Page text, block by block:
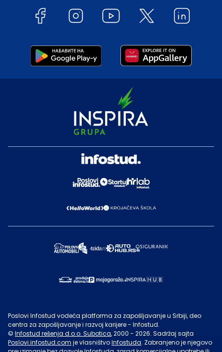
Poslovi Infostud vodeća platforma za zapošljavanje u Srbiji, deo
centra za zapošljavanje i razvoj karijere - Infostud.
© Infostud rešenja d.o.o. Subotica, 2000 - 2026. Sadržaj sajta
Poslovi.infostud.com je vlasništvoInfostuda. Zabranjeno je njegovo